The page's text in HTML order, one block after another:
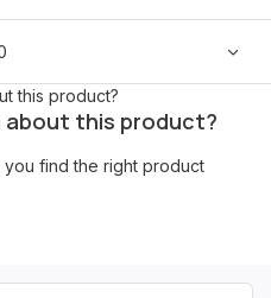
about this product?
find the right product